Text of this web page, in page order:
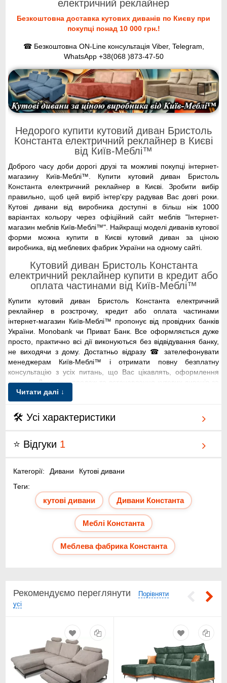
електричний реклайнер
Безкоштовна доставка кутових диванів по Києву при
покупці понад 10 000 грн.!
☎ Безкоштовна ON-Line консультація Viber, Telegram,
WhatsApp +38(068 )873-47-50
Недорого купити кутовий диван Бристоль
Константа електричний реклайнер в Києві
від Київ-Меблі™
Доброго часу доби дорогі друзі та можливі покупці інтернет-
магазину Київ-Меблі™. Купити кутовий диван Бристоль
Константа електричний реклайнер в Києві. Зробити вибір
правильно, щоб цей виріб інтер'єру радував Вас довгі роки.
Кутові дивани від виробника доступні в більш ніж 1000
варіантах кольору через офіційний сайт меблів "Інтернет-
магазин меблів Київ-Меблі™". Найкращі моделі диванів кутової
форми можна купити в Києві кутовий диван за ціною
виробника, від меблевих фабрик України на одному сайті.
Кутовий диван Бристоль Константа
електричний реклайнер купити в кредит або
оплата частинами від Київ-Меблі™
Купити кутовий диван Бристоль Константа електричний
реклайнер в розстрочку, кредит або оплата частинами
інтернет-магазин Київ-Меблі™ пропонує від провідних банків
України. Monobank чи Приват Банк. Все оформляється дуже
просто, практично всі дії виконуються без відвідування банку,
не виходячи з дому. Достатньо відразу ☎ зателефонувати
менеджерам Київ-Меблі™ і отримати повну безплатну
консультацію з усіх питань, що Вас цікавлять, оформлення
кредиту. Доставка, продаж та встановлення кутових диванів за
ціною виробника на замовлення; Київ-Меблі™ по Києву,
області.
Кутовий диван Бристоль Константа
доставка по Києву від Київ-Меблі™.
➤
месенджерів Viber, Telegram, WhatsApp.
Безкоштовний вибір параметрів бажаного меблевого
замовленні від 10 000 гривень;
Безкоштовний проект меблевого гарнітура, під час
укладання договору;
$ Тільки фабрична вигідна ціна;
⚿ Обслуговування під ключ – все включено до договору.
Читати далі ↓
🛠 Усі характеристики
⭐ Відгуки 1
Категорії: Дивани
Кутові дивани
Теги:
кутові дивани Дивани Константа
Меблі Константа
Меблева фабрика Константа
Рекомендуємо переглянути
Порівняти
усі